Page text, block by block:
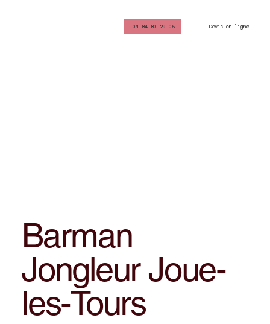
01 84 80 29 05 Devis en ligne
Barman
Jongleur Joue-
les-Tours